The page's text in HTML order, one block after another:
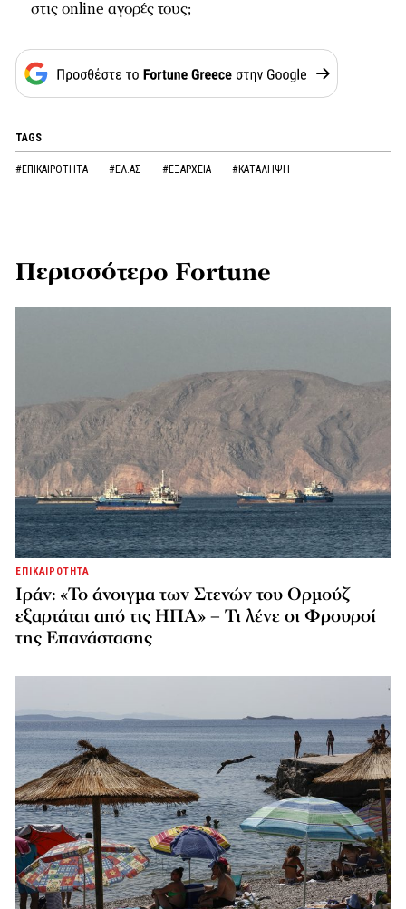
στις online αγορές τους;
TAGS
#ΕΠΙΚΑΙΡΟΤΗΤΑ #ΕΛ.ΑΣ #ΕΞΑΡΧΕΙΑ #ΚΑΤΑΛΗΨΗ
Περισσότερο Fortune
ΕΠΙΚΑΙΡΟΤΗΤΑ
Ιράν: «Το άνοιγμα των Στενών του Ορμούζ
εξαρτάται από τις ΗΠΑ» – Τι λένε οι Φρουροί
της Επανάστασης